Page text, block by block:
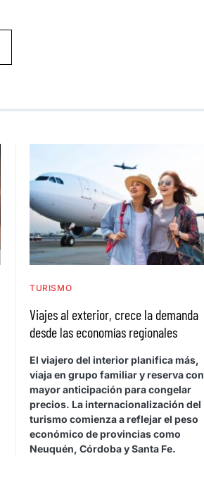
TURISMO
Viajes al exterior, crece la demanda
desde las economías regionales
El viajero del interior planifica más,
viaja en grupo familiar y reserva con
mayor anticipación para congelar
precios. La internacionalización del
turismo comienza a reflejar el peso
económico de provincias como
Neuquén, Córdoba y Santa Fe.